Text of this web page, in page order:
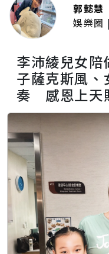
郭懿慧
娛樂圈 |
李沛綾兒女
子薩克斯風
奏 感恩上天